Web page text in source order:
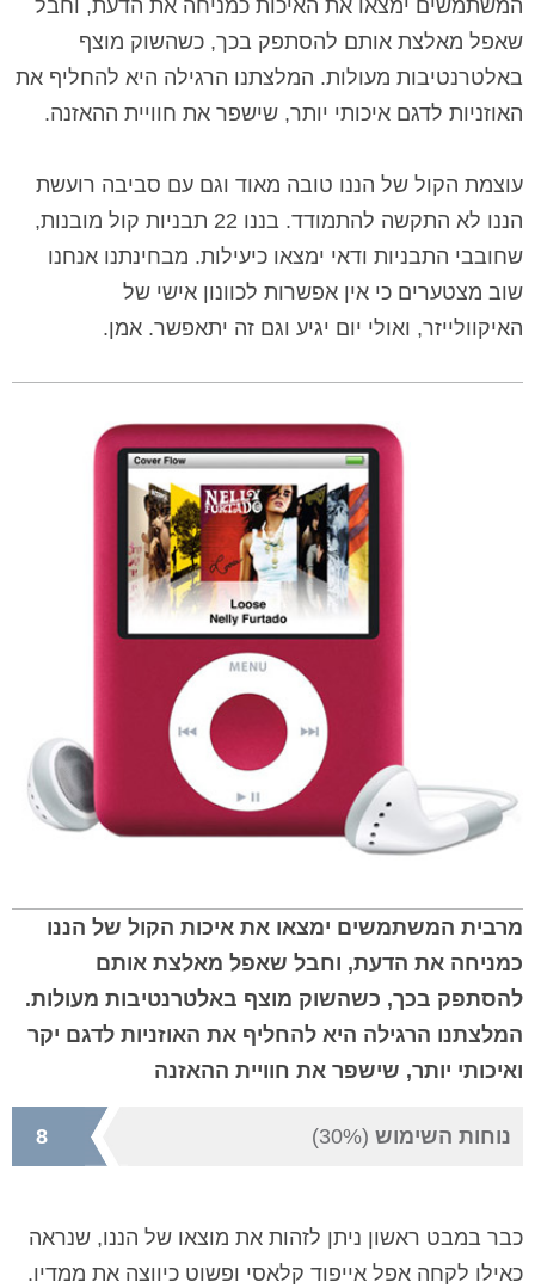
המשתמשים ימצאו את האיכות כמניחה את הדעת, וחבל
שאפל מאלצת אותם להסתפק בכך, כשהשוק מוצף
באלטרנטיבות מעולות. המלצתנו הרגילה היא להחליף את
האוזניות לדגם איכותי יותר, שישפר את חוויית ההאזנה.
עוצמת הקול של הננו טובה מאוד וגם עם סביבה רועשת
הננו לא התקשה להתמודד. בננו 22 תבניות קול מובנות,
שחובבי התבניות ודאי ימצאו כיעילות. מבחינתנו אנחנו
שוב מצטערים כי אין אפשרות לכוונון אישי של
האיקוולייזר, ואולי יום יגיע וגם זה יתאפשר. אמן.
מרבית המשתמשים ימצאו את איכות הקול של הננו
כמניחה את הדעת, וחבל שאפל מאלצת אותם
להסתפק בכך, כשהשוק מוצף באלטרנטיבות מעולות.
המלצתנו הרגילה היא להחליף את האוזניות לדגם יקר
ואיכותי יותר, שישפר את חוויית ההאזנה
נוחות השימוש (30%)
8
כבר במבט ראשון ניתן לזהות את מוצאו של הננו, שנראה
כאילו לקחה אפל אייפוד קלאסי ופשוט כיווצה את ממדיו.